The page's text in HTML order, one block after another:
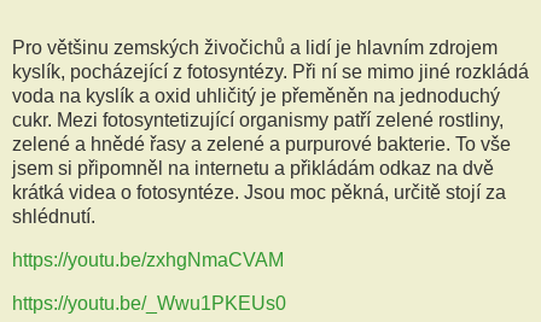
Pro většinu zemských živočichů a lidí je hlavním zdrojem
kyslík, pocházející z fotosyntézy. Při ní se mimo jiné rozkládá
voda na kyslík a oxid uhličitý je přeměněn na jednoduchý
cukr. Mezi fotosyntetizující organismy patří zelené rostliny,
zelené a hnědé řasy a zelené a purpurové bakterie. To vše
jsem si připomněl na internetu a přikládám odkaz na dvě
krátká videa o fotosyntéze. Jsou moc pěkná, určitě stojí za
shlédnutí.
https://youtu.be/zxhgNmaCVAM
https://youtu.be/_Wwu1PKEUs0